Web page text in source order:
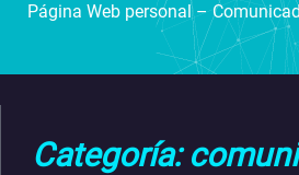
Página Web personal –
Categoría: